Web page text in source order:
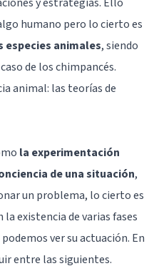
humano pero lo cierto es
especies animales, siendo
de los chimpancés.
animal: las teorías de
la experimentación
de una situación,
un problema, lo cierto es
existencia de varias fases
ver su actuación. En
entre las siguientes.